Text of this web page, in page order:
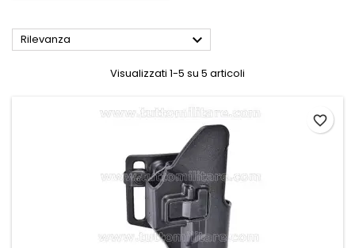
Rilevanza 
Visualizzati 1-5 su 5 articoli
favorite_border